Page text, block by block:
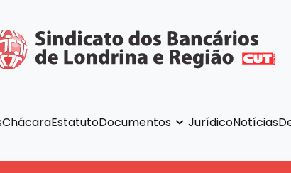
ChácaraEstatutoDocumentos JurídicoNotícias